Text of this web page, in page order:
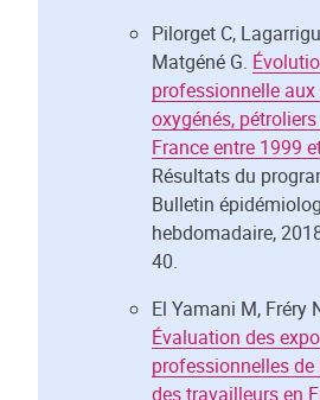
Pilorget C,
Matgéné G.
professionnelle
oxygénés,
France entre 1999
Résultats du
Bulletin
hebdomadaire,
40.
El Yamani M, Fréry
Évaluation des
professionnelles
des travailleurs en